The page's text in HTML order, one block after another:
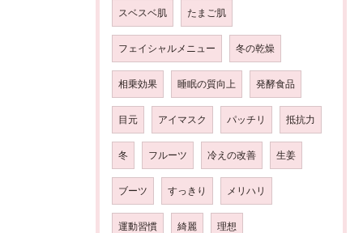
スベスベ肌 たまご肌
フェイシャルメニュー 冬の乾燥
相乗効果 睡眠の質向上 発酵食品
目元 アイマスク パッチリ 抵抗力
冬 フルーツ 冷えの改善 生姜
ブーツ すっきり メリハリ
運動習慣 綺麗 理想